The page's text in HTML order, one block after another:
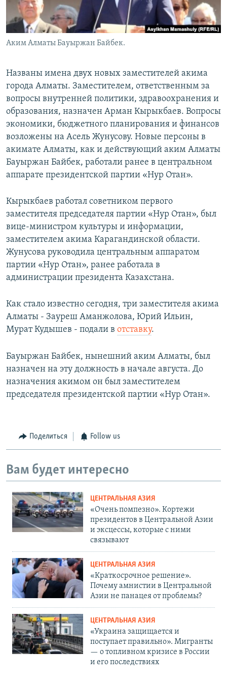
Аким Алматы Бауыржан Байбек.
Названы имена двух новых заместителей акима
города Алматы. Заместителем, ответственным за
вопросы внутренней политики, здравоохранения и
образования, назначен Арман Кырыкбаев. Вопросы
экономики, бюджетного планирования и финансов
возложены на Асель Жунусову. Новые персоны в
акимате Алматы, как и действующий аким Алматы
Бауыржан Байбек, работали ранее в центральном
аппарате президентской партии «Нур Отан».
Кырыкбаев работал советником первого
заместителя председателя партии «Нур Отан», был
вице-министром культуры и информации,
заместителем акима Карагандинской области.
Жунусова руководила центральным аппаратом
партии «Нур Отан», ранее работала в
администрации президента Казахстана.
Как стало известно сегодня, три заместителя акима
Алматы - Зауреш Аманжолова, Юрий Ильин,
Мурат Кудышев - подали в отставку.
Бауыржан Байбек, нынешний аким Алматы, был
назначен на эту должность в начале августа. До
назначения акимом он был заместителем
председателя президентской партии «Нур Отан».
Поделиться Follow us
Вам будет интересно
ЦЕНТРАЛЬНАЯ АЗИЯ
«Очень помпезно». Кортежи
президентов в Центральной Азии
и эксцессы, которые с ними
связывают
ЦЕНТРАЛЬНАЯ АЗИЯ
«Краткосрочное решение».
Почему амнистии в Центральной
Азии не панацея от проблемы?
ЦЕНТРАЛЬНАЯ АЗИЯ
«Украина защищается и
поступает правильно». Мигранты
— о топливном кризисе в России
и его последствиях